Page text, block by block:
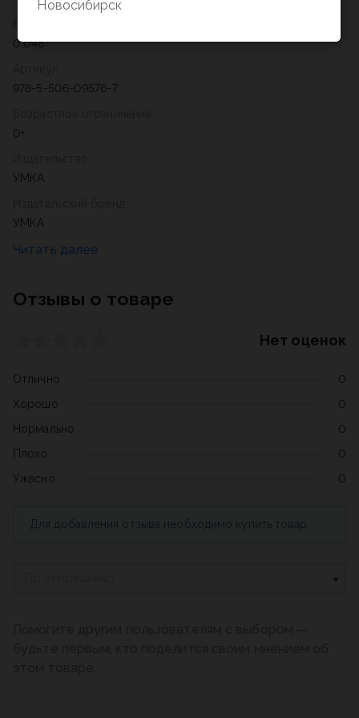
0,048
978-5-506-09576-7
0+
УМКА
УМКА
Отзывы о товаре
Нет оценок
Отлично
0
Хорошо
0
Нормально
0
Плохо
0
Ужасно
0
Для добавления отзыва необходимо купить товар
Новосибирск